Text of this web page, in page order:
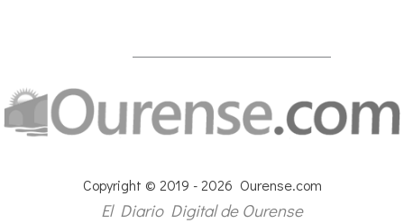
Copyright © 2019 - 2026 Ourense.com
El Diario Digital de Ourense